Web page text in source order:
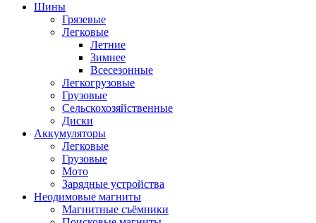
Шины
Грязевые
Легковые
Летние
Зимнее
Всесезонные
Легкогрузовые
Грузовые
Сельскохозяйственные
Диски
Аккумуляторы
Легковые
Грузовые
Мото
Зарядные устройства
Неодимовые магниты
Магнитные съёмники